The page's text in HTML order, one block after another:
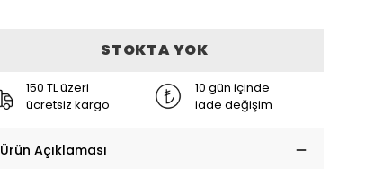
STOKTA YOK
150 TL üzeri
ücretsiz kargo
10 gün içinde
iade değişim
Ürün Açıklaması